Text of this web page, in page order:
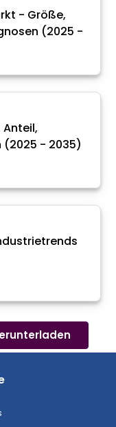
- Größe,
(2025 -
(2025 - 2035)